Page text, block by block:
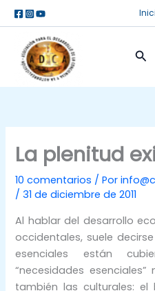
al
contenido
Buscar
La plenitud
10 comentarios / Por
/ 31 de diciembre de 2011
Al hablar del desarrollo
occidentales, suele
esenciales están
“necesidades
también las culturales: el